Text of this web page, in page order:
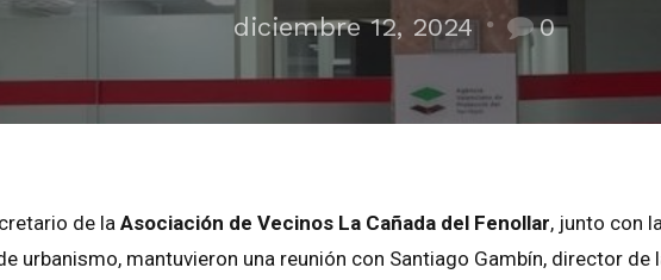
diciembre 12, 2024 0
de la Asociación de Vecinos La Cañada del Fenollar, junto con la
urbanismo, mantuvieron una reunión con Santiago Gambín, director de